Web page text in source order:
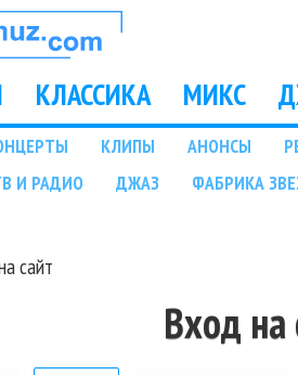
КЛАССИКА МИКС
КЛИПЫ АНОНСЫ
И РАДИО ДЖАЗ ФАБРИКА
сайт
Вход на